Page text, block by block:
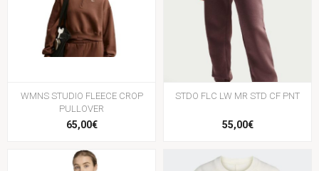
WMNS STUDIO FLEECE CROP
PULLOVER
65,00€
STDO FLC LW MR STD CF PNT
55,00€